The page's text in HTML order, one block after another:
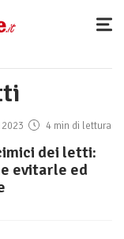
4 min di lettura
dei letti:
evitarle ed